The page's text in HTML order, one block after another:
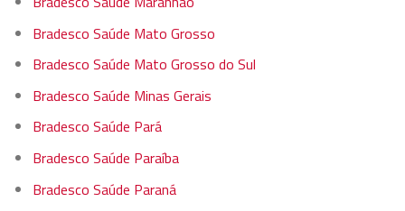
Bradesco Saúde Mato Grosso
Bradesco Saúde Mato Grosso do Sul
Bradesco Saúde Minas Gerais
Bradesco Saúde Pará
Bradesco Saúde Paraíba
Bradesco Saúde Paraná